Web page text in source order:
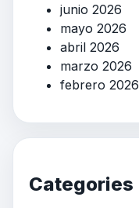
junio 2026
mayo 2026
abril 2026
marzo 2026
febrero 2026
Categories